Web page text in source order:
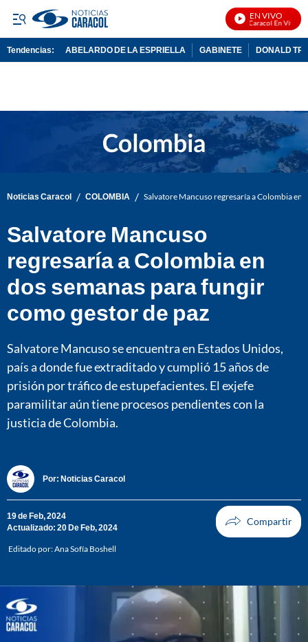
EN VIVO
Noticias Caracol En Vivo
Tendencias: ABELARDO DE LA ESPRIELLA GABINETE DONALD
Noticias Caracol / COLOMBIA / Salvatore Mancuso regresaría a Colombia en
Salvatore Mancuso
regresaría a Colombia en
dos semanas para fungir
como gestor de paz
Salvatore Mancuso se encuentra en Estados Unidos,
país a donde fue extraditado y cumplió 15 años de
prisión por tráfico de estupefacientes. El exjefe
paramilitar aún tiene procesos pendientes con la
justicia de Colombia.
Por: Noticias Caracol
19 de Feb, 2024
Actualizado: 20 De Feb, 2024
Editado por:Ana Sofía Boshell